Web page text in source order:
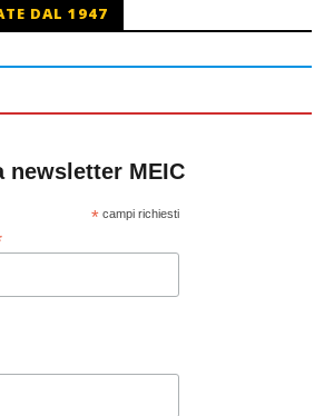
DAL 1947
MEIC
*campi richiesti